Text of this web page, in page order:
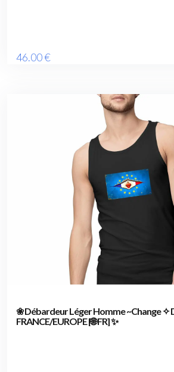
46.00€
❀ Débardeur Léger Homme ~Change ✧
FRANCE/EUROPE [🌐 FR] ✨